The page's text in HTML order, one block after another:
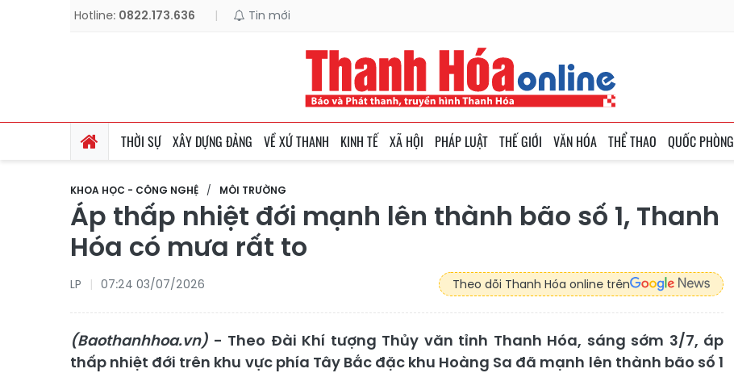
Hotline: 0822.173.636 | Tin mới
THỜI SỰ XÂY DỰNG ĐẢNG VỀ XỨ THANH KINH TẾ XÃ HỘI PHÁP LUẬT THẾ GIỚI VĂN HÓA THỂ THAO QUỐC PHÒNG
KHOA HỌC - CÔNG NGHỆ MÔI TRƯỜNG
Áp thấp nhiệt đới mạnh lên thành bão số 1, Thanh
Hóa có mưa rất to
LP 07:24 03/07/2026 Theo dõi Thanh Hóa online trên
(Baothanhhoa.vn) - Theo Đài Khí tượng Thủy văn tỉnh Thanh Hóa, sáng sớm 3/7, áp
thấp nhiệt đới trên khu vực phía Tây Bắc đặc khu Hoàng Sa đã mạnh lên thành bão số 1